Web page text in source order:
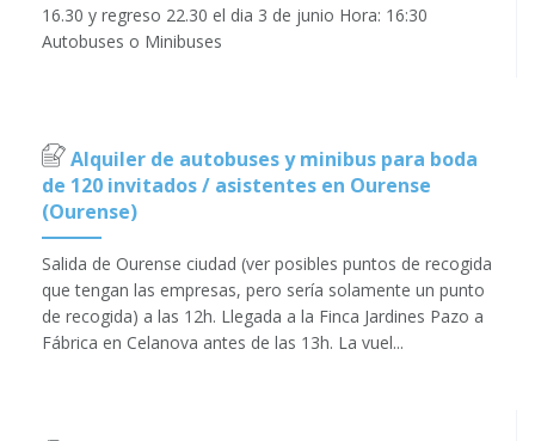
16.30 y regreso 22.30 el dia 3 de junio Hora: 16:30
Autobuses o Minibuses
Alquiler de autobuses y minibus para boda
de 120 invitados / asistentes en Ourense
(Ourense)
Salida de Ourense ciudad (ver posibles puntos de recogida
que tengan las empresas, pero sería solamente un punto
de recogida) a las 12h. Llegada a la Finca Jardines Pazo a
Fábrica en Celanova antes de las 13h. La vuel...